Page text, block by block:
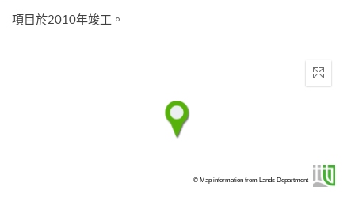
項目於2010年竣工。
Enter
© Map information from Lands Department